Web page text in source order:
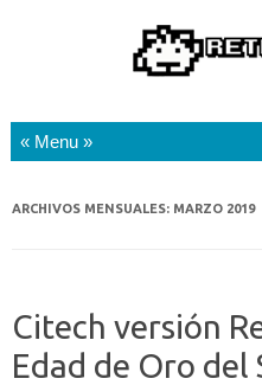
ARCHIVOS MENSUALES: MARZO 2019
Citech versión
Edad de Oro